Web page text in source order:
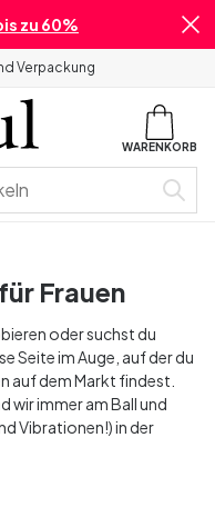
zu 60%
Verpackung
WARENKORB
Frauen
oder suchst du
Seite im Auge, auf der du
auf dem Markt findest.
wir immer am Ball und
Vibrationen!) in der